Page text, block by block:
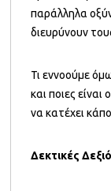
παράλληλα
διευρύνουν
Τι εννοούμε
και ποιες
να κατέχει
Δεκτικές